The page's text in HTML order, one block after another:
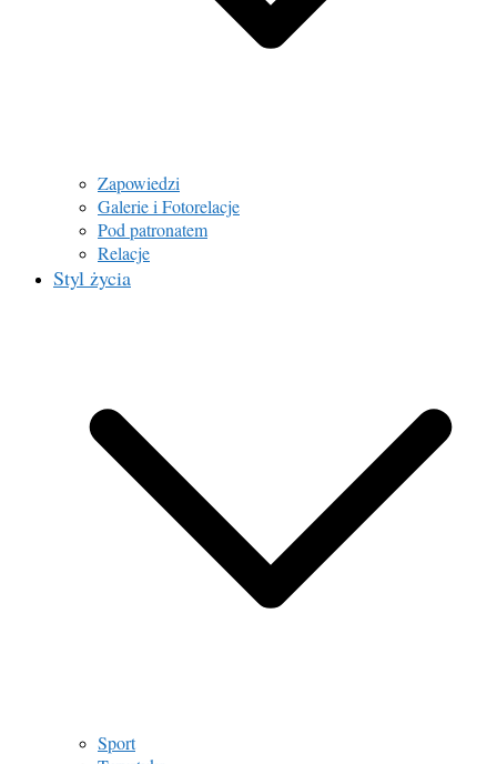
Zapowiedzi
Galerie i Fotorelacje
Pod patronatem
Relacje
Styl życia
Sport